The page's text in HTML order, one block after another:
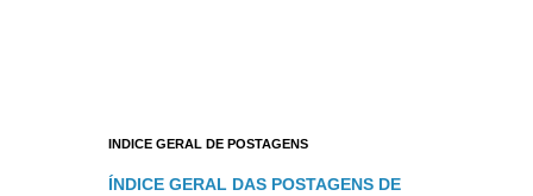
INDICE GERAL DE POSTAGENS
ÍNDICE GERAL DAS POSTAGENS DE